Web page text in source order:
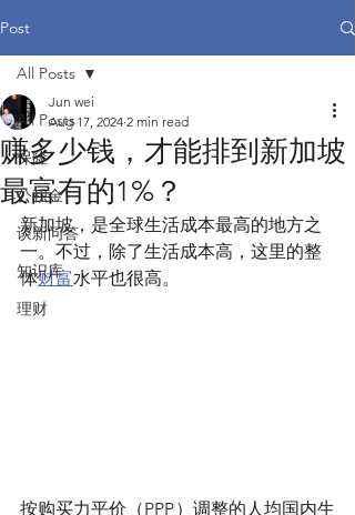
Post
All Posts
保险
公积金
谈新问答
知识库
理财
All Posts
赚多少钱，才能排到新加坡
最富有的1%？
Jun wei
Aug 17, 2024 2 min read
新加坡，是全球生活成本最高的地方之
一。不过，除了生活成本高，这里的整
体财富水平也很高。
按购买力平价（PPP）调整的人均国内生